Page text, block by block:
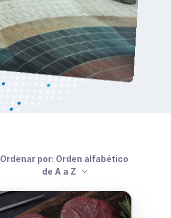
Ordenar por: Orden alfabético
de A a Z